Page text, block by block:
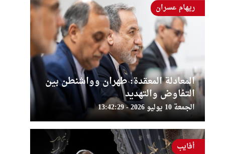
المعادلة المعقدة: طهران وواشنطن بين
التفاوض والتهديد
الجمعة 10 يوليو 2026 - 13:42:29
ريهام عسران
أفايب